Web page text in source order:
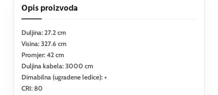
Opis proizvoda
Duljina: 27.2 cm
Visina: 327.6 cm
Promjer: 42 cm
Duljina kabela: 3000 cm
Dimabilna (ugradene ledice): +
CRI: 80